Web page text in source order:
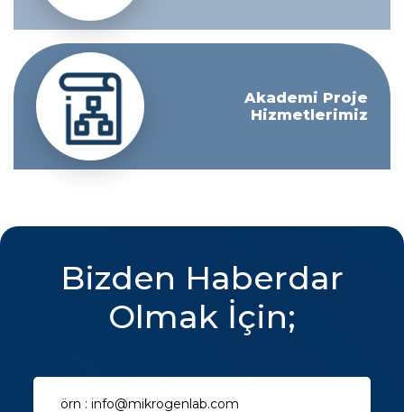
Akademi Proje
Hizmetlerimiz
Bizden Haberdar
Olmak İçin;